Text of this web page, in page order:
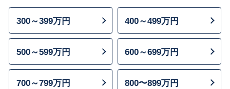
300～399万円 400～499万円
500～599万円 600～699万円
700～799万円 800〜899万円